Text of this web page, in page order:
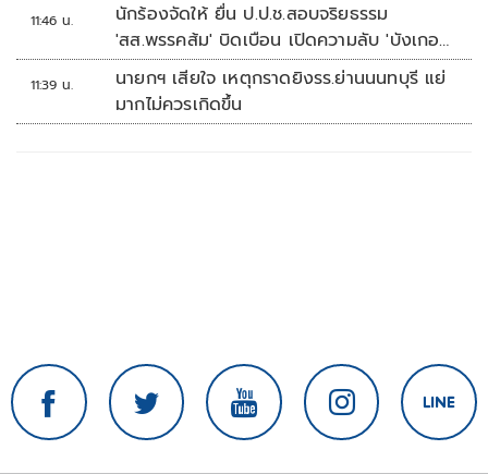
11:46 น.
นักร้องจัดให้ ยื่น ป.ป.ช.สอบจริยธรรม
'สส.พรรคส้ม' บิดเบือน เปิดความลับ 'บังเกอร์
ทหาร'
11:39 น.
นายกฯ เสียใจ เหตุกราดยิงรร.ย่านนนทบุรี แย่
มากไม่ควรเกิดขึ้น